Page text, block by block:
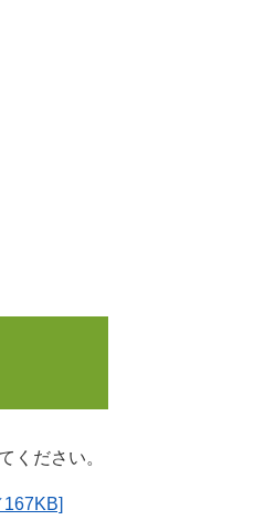
ください。